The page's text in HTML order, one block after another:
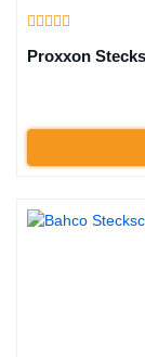
Proxxon